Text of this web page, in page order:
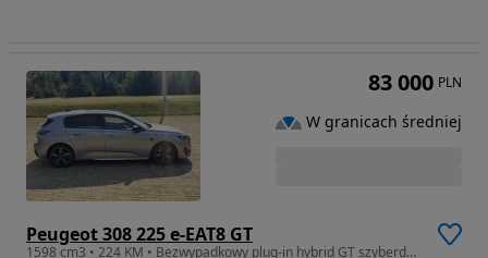
Peugeot 308 225 e-EAT8 GT
1598 cm3 • 224 KM • Bezwypadkowy plug-in hybrid GT szyberdach 225KM
83 000 PLN
W granicach średniej